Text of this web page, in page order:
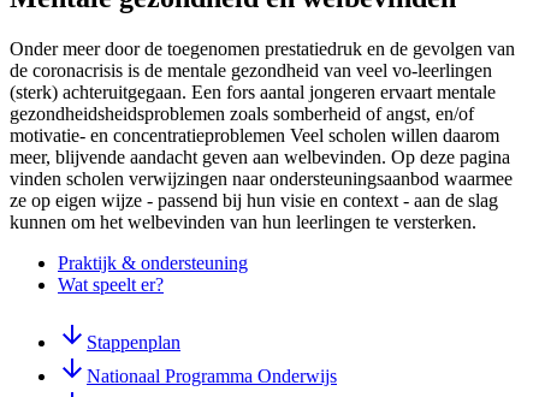
Onder meer door de toegenomen prestatiedruk en de gevolgen van
de coronacrisis is de mentale gezondheid van veel vo-leerlingen
(sterk) achteruitgegaan. Een fors aantal jongeren ervaart mentale
gezondheidsheidsproblemen zoals somberheid of angst, en/of
motivatie- en concentratieproblemen Veel scholen willen daarom
meer, blijvende aandacht geven aan welbevinden. Op deze pagina
vinden scholen verwijzingen naar ondersteuningsaanbod waarmee
ze op eigen wijze - passend bij hun visie en context - aan de slag
kunnen om het welbevinden van hun leerlingen te versterken.
Praktijk & ondersteuning
Wat speelt er?
Stappenplan
Nationaal Programma Onderwijs